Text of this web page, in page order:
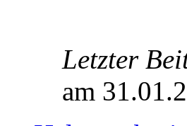
Letzter
am